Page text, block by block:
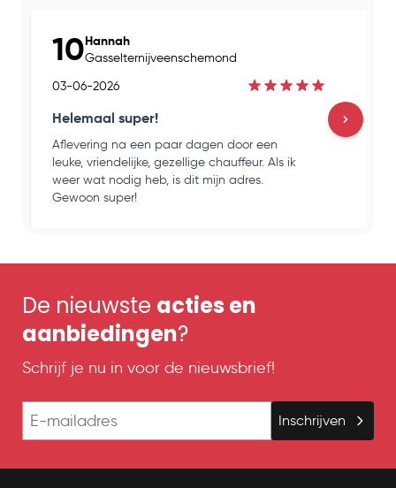
10Hannah
Gasselternijveenschemond
03-06-2026
Helemaal super!
Aflevering na een paar dagen door een
leuke, vriendelijke, gezellige chauffeur. Als ik
weer wat nodig heb, is dit mijn adres.
Gewoon super!
De nieuwste acties en
aanbiedingen?
Schrijf je nu in voor de nieuwsbrief!
Inschrijven